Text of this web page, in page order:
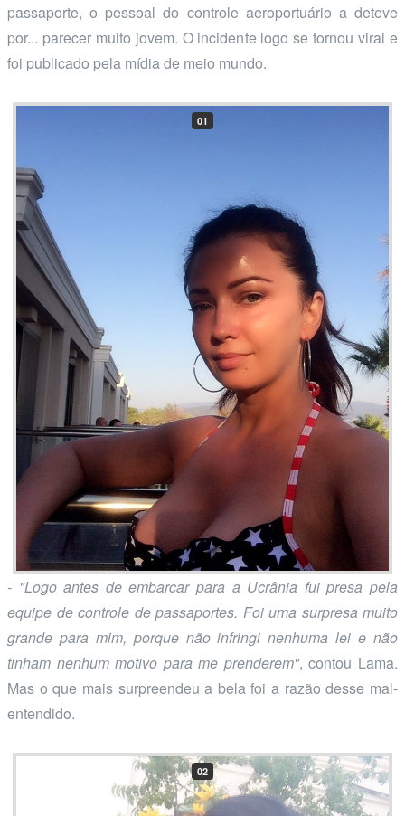
passaporte, o pessoal do controle aeroportuário a deteve
por... parecer muito jovem. O incidente logo se tornou viral e
foi publicado pela mídia de meio mundo.
01
- "Logo antes de embarcar para a Ucrânia fui presa pela
equipe de controle de passaportes. Foi uma surpresa muito
grande para mim, porque não infringi nenhuma lei e não
tinham nenhum motivo para me prenderem", contou Lama.
Mas o que mais surpreendeu a bela foi a razão desse mal-
entendido.
02